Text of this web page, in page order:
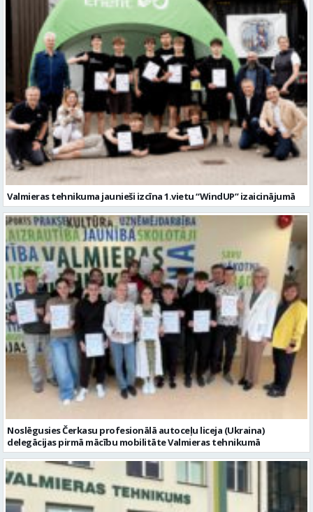
Valmieras tehnikuma jaunieši izcīna 1.vietu “WindUP” izaicinājumā
Noslēgusies Čerkasu profesionālā autoceļu liceja (Ukraina)
delegācijas pirmā mācību mobilitāte Valmieras tehnikumā